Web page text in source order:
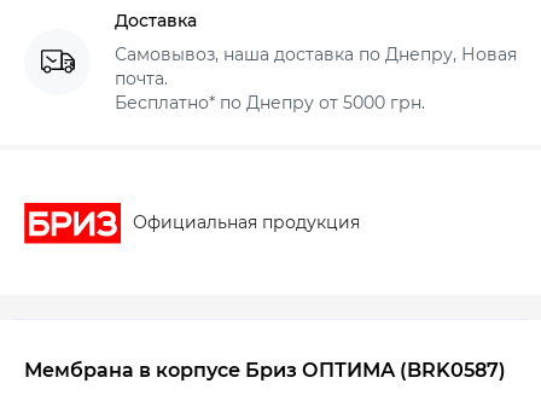
Доставка
Самовывоз, наша доставка по Днепру, Новая
почта.
Бесплатно* по Днепру от 5000 грн.
Официальная продукция
Мембрана в корпусе Бриз ОПТИМА (BRK0587)